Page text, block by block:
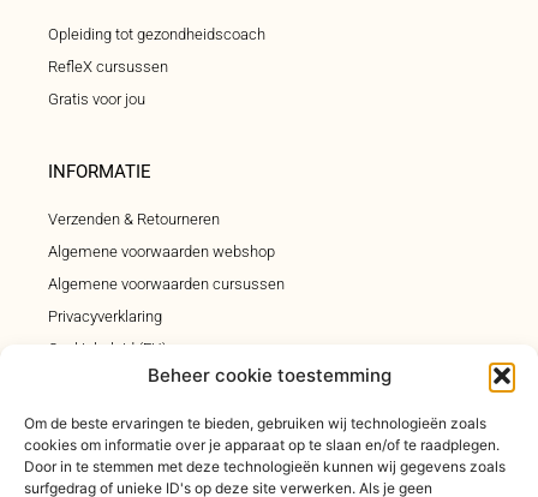
Beheer cookie toestemming
Om de beste ervaringen te bieden, gebruiken wij technologieën zoals
cookies om informatie over je apparaat op te slaan en/of te raadplegen.
Door in te stemmen met deze technologieën kunnen wij gegevens zoals
surfgedrag of unieke ID's op deze site verwerken. Als je geen
Opleiding tot gezondheidscoach
RefleX cursussen
Gratis voor jou
INFORMATIE
Verzenden & Retourneren
Algemene voorwaarden webshop
Algemene voorwaarden cursussen
Privacyverklaring
Cookiebeleid (EU)
Klachtenregeling
INSCHRIJVEN INSPIRATIEMAIL